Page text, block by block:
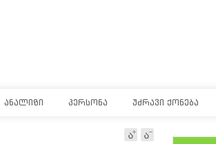
ᲐᲜᲐᲚᲘᲖᲘ ᲞᲔᲠᲡᲝᲜᲐ ᲣᲫᲠᲐᲕᲘ ᲥᲝᲜᲔᲑᲐ